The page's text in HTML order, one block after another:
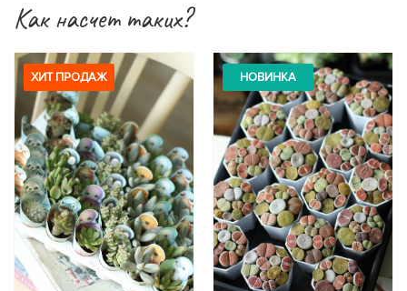
Как насчет таких?
ХИТ ПРОДАЖ НОВИНКА